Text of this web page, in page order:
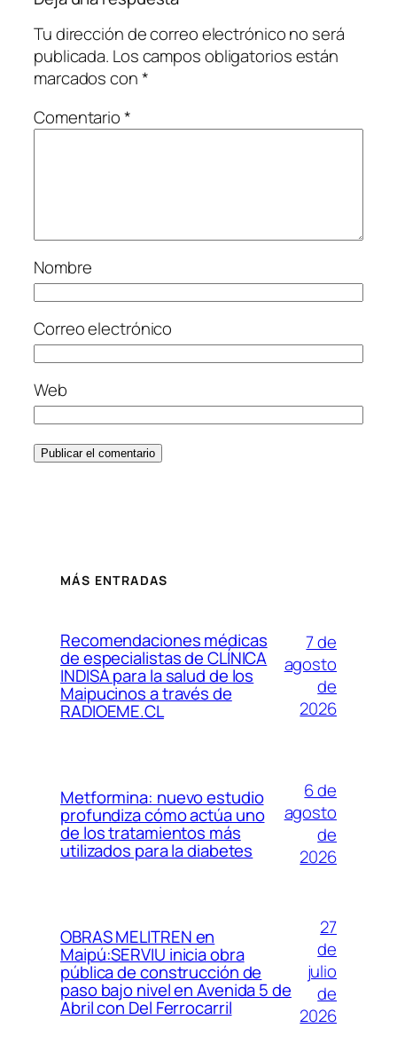
Tu dirección de correo electrónico no será
publicada. Los campos obligatorios están
marcados con*
Comentario*
Nombre
Correo electrónico
Web
MÁS ENTRADAS
Recomendaciones médicas
de especialistas de CLÍNICA
INDISA para la salud de los
Maipucinos a través de
RADIOEME.CL
7 de
agosto
de
2026
Metformina: nuevo estudio
profundiza cómo actúa uno
de los tratamientos más
utilizados para la diabetes
6 de
agosto
de
2026
OBRAS MELITREN en
Maipú:SERVIU inicia obra
pública de construcción de
paso bajo nivel en Avenida 5 de
Abril con Del Ferrocarril
27
de
julio
de
2026